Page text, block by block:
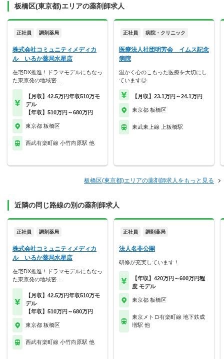
板橋区(東京都)エリアの薬剤師求人
正社員 調剤薬局
株式会社コミュニティメディカ
ル いるか薬局水星店
在宅DX推進！ドラマモデルにもなっ
た東京発の地域密…
【月収】42.5万円年収510万モ
デル
【年収】510万円～680万円
東京都 板橋区
西武有楽町線 小竹向原駅 他
正社員 病院・クリニック
医療法人社団明芳会 イムス記念
病院
温かく心のこもった医療を大切にし
ています◎
【月収】23.1万円～24.1万円
東京都 板橋区
東武東上線 上板橋駅
板橋区(東京都)エリアの薬剤師求人をもっと見る
近隣の同じ路線の別の薬剤師求人
正社員 調剤薬局
株式会社コミュニティメディカ
ル いるか薬局水星店
在宅DX推進！ドラマモデルにもなっ
た東京発の地域密…
【月収】42.5万円年収510万モ
デル
【年収】510万円～680万円
東京都 板橋区
西武有楽町線 小竹向原駅 他
正社員 調剤薬局
法人名非公開
研修が充実しています！
【年収】420万円～600万円程
度 モデル
東京都 板橋区
東京メトロ有楽町線 地下鉄成
増駅 他